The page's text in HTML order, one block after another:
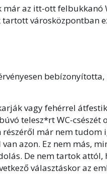
az itt-ott felbukkanó
városközpontban
vagy fehérrel
telesz*rt WC-
már nem tudom
azon. Ez nem más,
De nem tartok attól,
választáskor az